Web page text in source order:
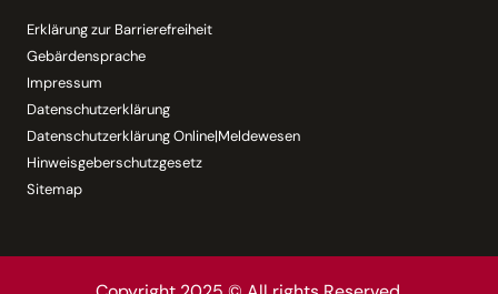
Erklärung zur Barrierefreiheit
Gebärdensprache
Impressum
Datenschutzerklärung
Datenschutzerklärung Online|Meldewesen
Hinweisgeberschutzgesetz
Sitemap